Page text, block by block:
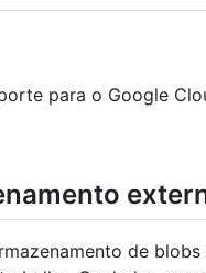
para o Google
de